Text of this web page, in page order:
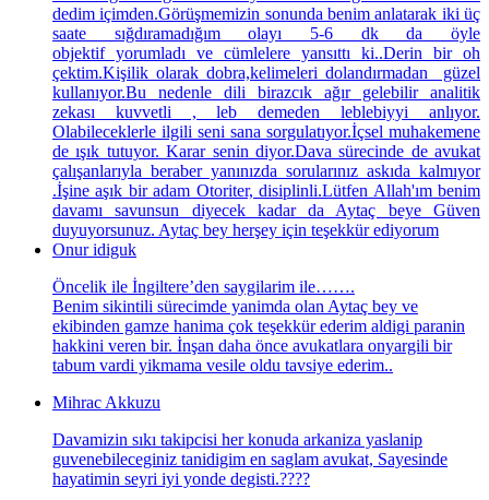
dedim içimden.Görüşmemizin sonunda benim anlatarak iki üç
saate sığdıramadığım olayı 5-6 dk da öyle
objektif yorumladı ve cümlelere yansıttı ki..Derin bir oh
çektim.Kişilik olarak dobra,kelimeleri dolandırmadan güzel
kullanıyor.Bu nedenle dili birazcık ağır gelebilir analitik
zekası kuvvetli , leb demeden leblebiyyi anlıyor.
Olabileceklerle ilgili seni sana sorgulatıyor.İçsel muhakemene
de ışık tutuyor. Karar senin diyor.Dava sürecinde de avukat
çalışanlarıyla beraber yanınızda sorularınız askıda kalmıyor
.İşine aşık bir adam Otoriter, disiplinli.Lütfen Allah'ım benim
davamı savunsun diyecek kadar da Aytaç beye Güven
duyuyorsunuz. Aytaç bey herşey için teşekkür ediyorum
Onur idiguk
Öncelik ile İngiltere’den saygilarim ile…….
Benim sikintili sürecimde yanimda olan Aytaç bey ve
ekibinden gamze hanima çok teşekkür ederim aldigi paranin
hakkini veren bir. İnşan daha önce avukatlara onyargili bir
tabum vardi yikmama vesile oldu tavsiye ederim..
Mihrac Akkuzu
Davamizin sıkı takipcisi her konuda arkaniza yaslanip
guvenebileceginiz tanidigim en saglam avukat, Sayesinde
hayatimin seyri iyi yonde degisti.????